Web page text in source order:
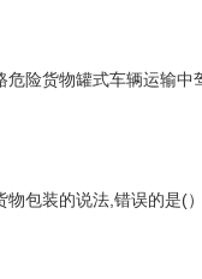
险货物罐式车辆运输
包装的说法,错误的是(）